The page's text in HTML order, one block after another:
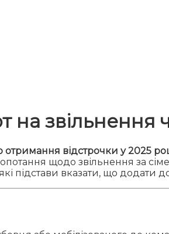
звільнення
відстрочки у 2025
щодо звільнення за
які підстави вказати, що